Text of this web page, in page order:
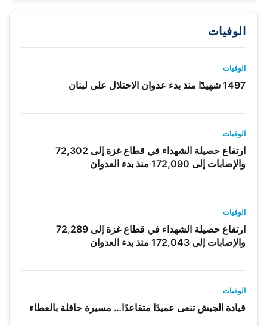
الوفيات
الوفيات
1497 شهيدًا منذ بدء عدوان الاحتلال على لبنان
الوفيات
ارتفاع حصيلة الشهداء في قطاع غزة إلى 72,302
والإصابات إلى 172,090 منذ بدء العدوان
الوفيات
ارتفاع حصيلة الشهداء في قطاع غزة إلى 72,289
والإصابات إلى 172,043 منذ بدء العدوان
الوفيات
قيادة الجيش تنعى عميدًا متقاعدًا… مسيرة حافلة بالعطاء